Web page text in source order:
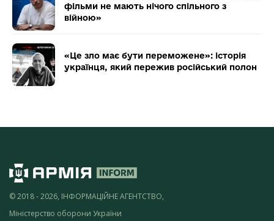
фільми не мають нічого спільного з
війною»
«Це зло має бути переможене»: історія
українця, який пережив російський полон
© 2018 - 2026, ІНФОРМАЦІЙНЕ АГЕНТСТВО,
Міністерство оборони України